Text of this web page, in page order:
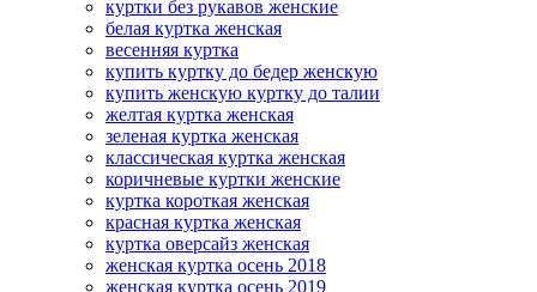
куртки без рукавов женские
белая куртка женская
весенняя куртка
купить куртку до бедер женскую
купить женскую куртку до талии
желтая куртка женская
зеленая куртка женская
классическая куртка женская
коричневые куртки женские
куртка короткая женская
красная куртка женская
куртка оверсайз женская
женская куртка осень 2018
женская куртка осень 2019